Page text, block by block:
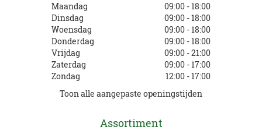
Maandag
09:00 - 18:00
Dinsdag
09:00 - 18:00
Woensdag
09:00 - 18:00
Donderdag
09:00 - 18:00
Vrijdag
09:00 - 21:00
Zaterdag
09:00 - 17:00
Zondag
12:00 - 17:00
Toon alle aangepaste openingstijden
Assortiment